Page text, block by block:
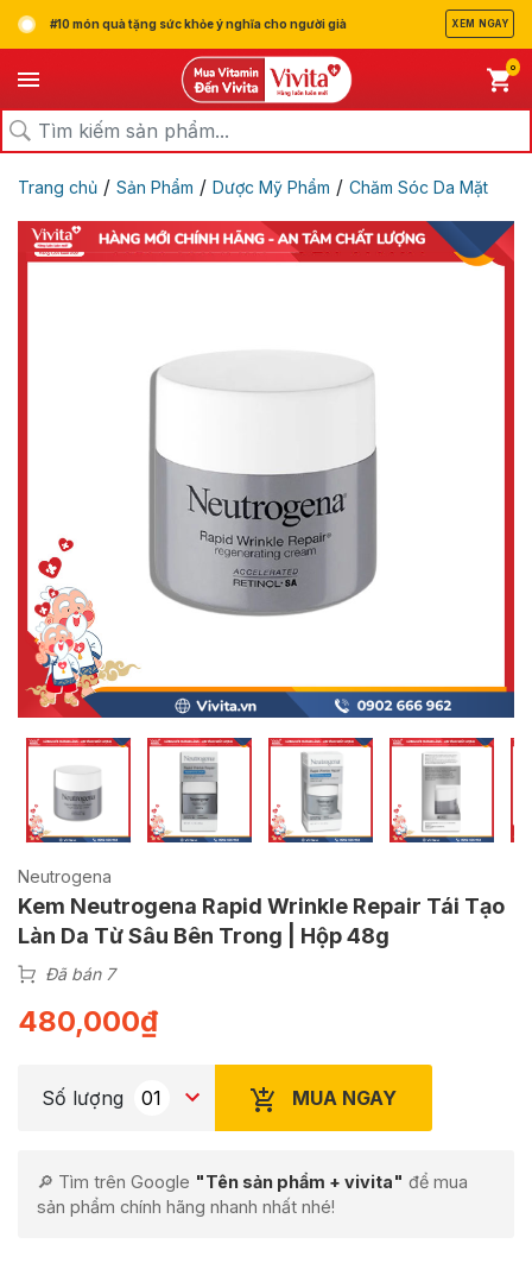
#10 món quà tặng sức khỏe ý nghĩa cho người già XEM NGAY
0
Trang chủ / Sản Phẩm / Dược Mỹ Phẩm / Chăm Sóc Da Mặt
Neutrogena
Kem Neutrogena Rapid Wrinkle Repair Tái Tạo
Làn Da Từ Sâu Bên Trong | Hộp 48g
Đã bán 7
480,000₫
Số lượng MUA NGAY
🔎 Tìm trên Google "Tên sản phẩm + vivita" để mua
sản phẩm chính hãng nhanh nhất nhé!